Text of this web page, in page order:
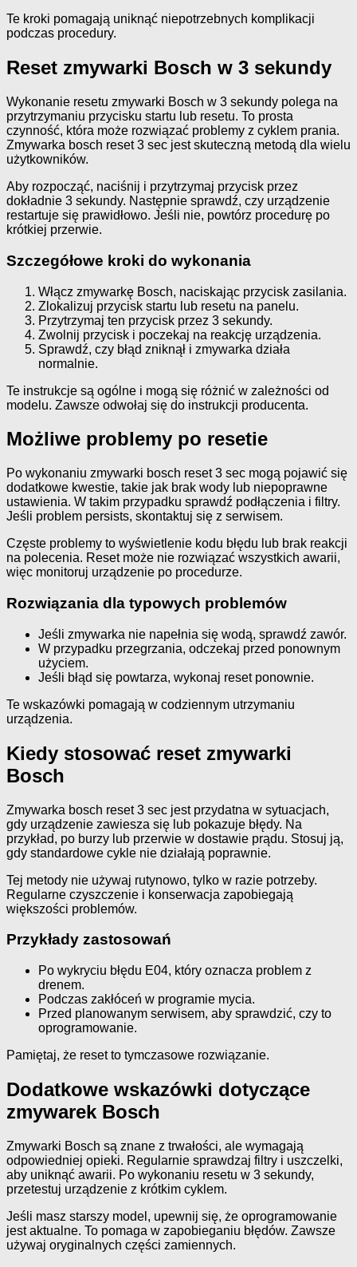
Te kroki pomagają uniknąć niepotrzebnych komplikacji
podczas procedury.
Reset zmywarki Bosch w 3 sekundy
Wykonanie resetu zmywarki Bosch w 3 sekundy polega na
przytrzymaniu przycisku startu lub resetu. To prosta
czynność, która może rozwiązać problemy z cyklem prania.
Zmywarka bosch reset 3 sec jest skuteczną metodą dla wielu
użytkowników.
Aby rozpocząć, naciśnij i przytrzymaj przycisk przez
dokładnie 3 sekundy. Następnie sprawdź, czy urządzenie
restartuje się prawidłowo. Jeśli nie, powtórz procedurę po
krótkiej przerwie.
Szczegółowe kroki do wykonania
Włącz zmywarkę Bosch, naciskając przycisk zasilania.
Zlokalizuj przycisk startu lub resetu na panelu.
Przytrzymaj ten przycisk przez 3 sekundy.
Zwolnij przycisk i poczekaj na reakcję urządzenia.
Sprawdź, czy błąd zniknął i zmywarka działa
normalnie.
Te instrukcje są ogólne i mogą się różnić w zależności od
modelu. Zawsze odwołaj się do instrukcji producenta.
Możliwe problemy po resetie
Po wykonaniu zmywarki bosch reset 3 sec mogą pojawić się
dodatkowe kwestie, takie jak brak wody lub niepoprawne
ustawienia. W takim przypadku sprawdź podłączenia i filtry.
Jeśli problem persists, skontaktuj się z serwisem.
Częste problemy to wyświetlenie kodu błędu lub brak reakcji
na polecenia. Reset może nie rozwiązać wszystkich awarii,
więc monitoruj urządzenie po procedurze.
Rozwiązania dla typowych problemów
Jeśli zmywarka nie napełnia się wodą, sprawdź zawór.
W przypadku przegrzania, odczekaj przed ponownym
użyciem.
Jeśli błąd się powtarza, wykonaj reset ponownie.
Te wskazówki pomagają w codziennym utrzymaniu
urządzenia.
Kiedy stosować reset zmywarki
Bosch
Zmywarka bosch reset 3 sec jest przydatna w sytuacjach,
gdy urządzenie zawiesza się lub pokazuje błędy. Na
przykład, po burzy lub przerwie w dostawie prądu. Stosuj ją,
gdy standardowe cykle nie działają poprawnie.
Tej metody nie używaj rutynowo, tylko w razie potrzeby.
Regularne czyszczenie i konserwacja zapobiegają
większości problemów.
Przykłady zastosowań
Po wykryciu błędu E04, który oznacza problem z
drenem.
Podczas zakłóceń w programie mycia.
Przed planowanym serwisem, aby sprawdzić, czy to
oprogramowanie.
Pamiętaj, że reset to tymczasowe rozwiązanie.
Dodatkowe wskazówki dotyczące
zmywarek Bosch
Zmywarki Bosch są znane z trwałości, ale wymagają
odpowiedniej opieki. Regularnie sprawdzaj filtry i uszczelki,
aby uniknąć awarii. Po wykonaniu resetu w 3 sekundy,
przetestuj urządzenie z krótkim cyklem.
Jeśli masz starszy model, upewnij się, że oprogramowanie
jest aktualne. To pomaga w zapobieganiu błędów. Zawsze
używaj oryginalnych części zamiennych.